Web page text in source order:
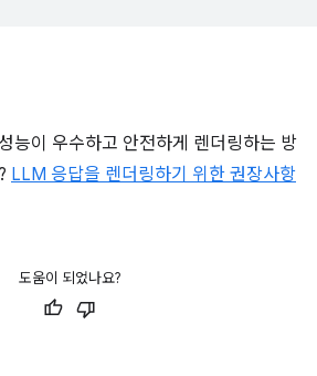
능이 우수하고 안전하게 렌더링하는 방
LLM 응답을 렌더링하기 위한 권장사항
도움이 되었나요?